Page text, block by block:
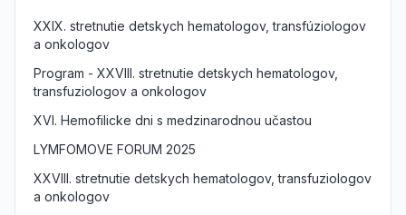
XXIX. stretnutie detskych hematologov, transfúziologov
a onkologov
Program - XXVIII. stretnutie detskych hematologov,
transfuziologov a onkologov
XVI. Hemofilicke dni s medzinarodnou učastou
LYMFOMOVE FORUM 2025
XXVIII. stretnutie detskych hematologov, transfuziologov
a onkologov